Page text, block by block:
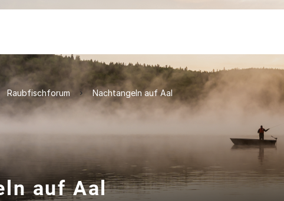
Raubfischforum Nachtangeln auf Aal
auf Aal